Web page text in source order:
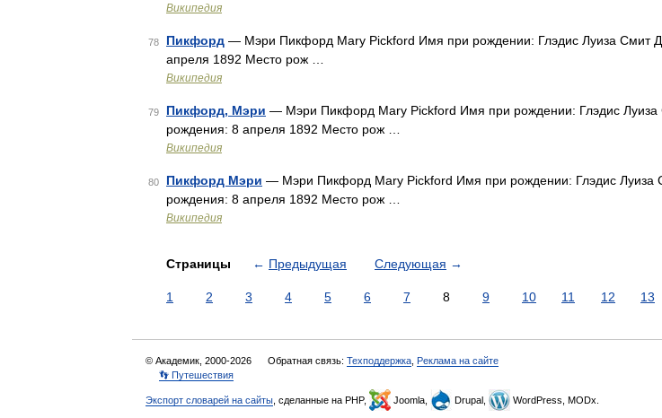
Википедия
78 Пикфорд — Мэри Пикфорд Mary Pickford Имя при рождении: Глэдис Луиза Смит
апреля 1892 Место рож …
Википедия
79 Пикфорд, Мэри — Мэри Пикфорд Mary Pickford Имя при рождении: Глэдис Луиза
рождения: 8 апреля 1892 Место рож …
Википедия
80 Пикфорд Мэри — Мэри Пикфорд Mary Pickford Имя при рождении: Глэдис Луиза
рождения: 8 апреля 1892 Место рож …
Википедия
Страницы ← Предыдущая Следующая →
1 2 3 4 5 6 7 8 9 10 11 12 13
© Академик, 2000-2026 Обратная связь: Техподдержка Реклама на сайте
👣 Путешествия
Экспорт словарей на сайты , сделанные на PHP, Joomla, Drupal, WordPress, MODx.